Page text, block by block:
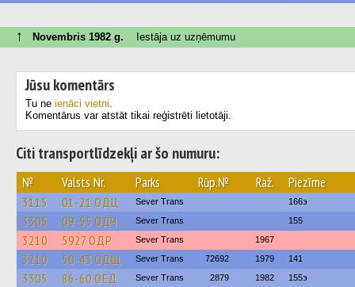
↑ Novembris 1982 g. Iestāja uz uzņēmumu
Jūsu komentārs
Tu ne ienāci vietni.
Komentārus var atstāt tikai reģistrēti lietotāji.
Citi transportlīdzekļi ar šo numuru:
№ Valsts Nr. Parks Rūp.№ Raž. Piezīme
3115 01-21 ОДЦ Sever Trans 166э
3305 09-55 ОДЧ Sever Trans 155
3210 5927 ОДР Sever Trans 1967
3210 50-43 ОДЩ Sever Trans 72692 1979 141
3305 86-60 ОЕД Sever Trans 2879 1982 155э